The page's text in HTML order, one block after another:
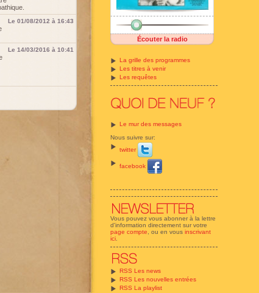
Écouter la radio
La grille des programmes
Les titres à venir
Les requêtes
Le mur des messages
Nous suivre sur:
twitter
facebook
Vous pouvez vous abonner à la lettre
d'information directement sur votre
page compte , ou en vous inscrivant
ici
RSS Les news
RSS Les nouvelles entrées
RSS La playlist
Le 01/08/2012 à 16:43
Le 14/03/2016 à 10:41